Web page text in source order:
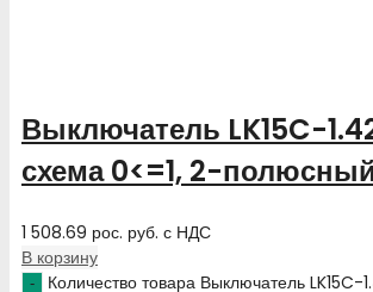
Выключатель LK15C-
схема 0<=1, 2-полюсный
1 508.69 рос. руб. с НДС
В корзину
Количество товара Выключатель LK15C-